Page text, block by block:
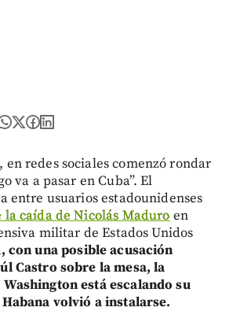
en redes sociales comenzó rondar
va a pasar en Cuba”. El
entre usuarios estadounidenses
la caída de Nicolás Maduro en
militar de Estados Unidos
con una posible acusación
Castro sobre la mesa, la
está escalando su
volvió a instalarse.